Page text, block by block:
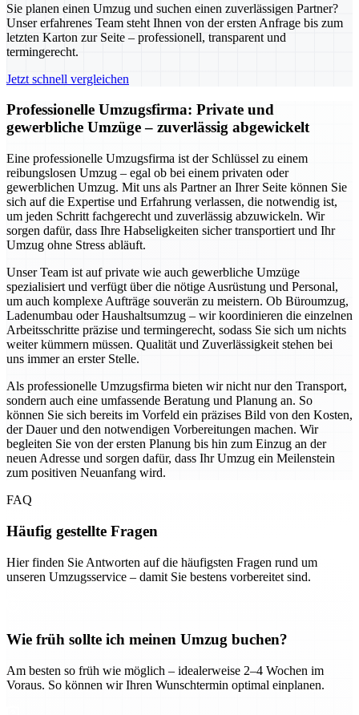
Sie planen einen Umzug und suchen einen zuverlässigen Partner?
Unser erfahrenes Team steht Ihnen von der ersten Anfrage bis zum
letzten Karton zur Seite – professionell, transparent und
termingerecht.
Jetzt schnell vergleichen
Professionelle Umzugsfirma: Private und
gewerbliche Umzüge – zuverlässig abgewickelt
Eine professionelle Umzugsfirma ist der Schlüssel zu einem
reibungslosen Umzug – egal ob bei einem privaten oder
gewerblichen Umzug. Mit uns als Partner an Ihrer Seite können Sie
sich auf die Expertise und Erfahrung verlassen, die notwendig ist,
um jeden Schritt fachgerecht und zuverlässig abzuwickeln. Wir
sorgen dafür, dass Ihre Habseligkeiten sicher transportiert und Ihr
Umzug ohne Stress abläuft.
Unser Team ist auf private wie auch gewerbliche Umzüge
spezialisiert und verfügt über die nötige Ausrüstung und Personal,
um auch komplexe Aufträge souverän zu meistern. Ob Büroumzug,
Ladenumbau oder Haushaltsumzug – wir koordinieren die einzelnen
Arbeitsschritte präzise und termingerecht, sodass Sie sich um nichts
weiter kümmern müssen. Qualität und Zuverlässigkeit stehen bei
uns immer an erster Stelle.
Als professionelle Umzugsfirma bieten wir nicht nur den Transport,
sondern auch eine umfassende Beratung und Planung an. So
können Sie sich bereits im Vorfeld ein präzises Bild von den Kosten,
der Dauer und den notwendigen Vorbereitungen machen. Wir
begleiten Sie von der ersten Planung bis hin zum Einzug an der
neuen Adresse und sorgen dafür, dass Ihr Umzug ein Meilenstein
zum positiven Neuanfang wird.
FAQ
Häufig gestellte Fragen
Hier finden Sie Antworten auf die häufigsten Fragen rund um
unseren Umzugsservice – damit Sie bestens vorbereitet sind.
Wie früh sollte ich meinen Umzug buchen?
Am besten so früh wie möglich – idealerweise 2–4 Wochen im
Voraus. So können wir Ihren Wunschtermin optimal einplanen.